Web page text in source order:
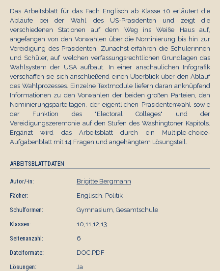
Das Arbeitsblatt für das Fach Englisch ab Klasse 10 erläutert die
Abläufe bei der Wahl des US-Präsidenten und zeigt die
verschiedenen Stationen auf dem Weg ins Weiße Haus auf,
angefangen von den Vorwahlen über die Nominierung bis hin zur
Vereidigung des Präsidenten. Zunächst erfahren die Schülerinnen
und Schüler, auf welchen verfassungsrechtlichen Grundlagen das
Wahlsystem der USA aufbaut. In einer anschaulichen Infografik
verschaffen sie sich anschließend einen Überblick über den Ablauf
des Wahlprozesses. Einzelne Textmodule liefern daran anknüpfend
Informationen zu den Vorwahlen der beiden großen Parteien, den
Nominierungsparteitagen, der eigentlichen Präsidentenwahl sowie
der Funktion des "Electoral Colleges" und der
Vereidigungszeremonie auf den Stufen des Washingtoner Kapitols.
Ergänzt wird das Arbeitsblatt durch ein Multiple-choice-
Aufgabenblatt mit 14 Fragen und angehängtem Lösungsteil.
ARBEITSBLATTDATEN
Autor/-in:
Brigitte Bergmann
Fächer:
Englisch, Politik
Schulformen:
Gymnasium, Gesamtschule
Klassen:
10,11,12,13
Seitenanzahl:
6
Dateiformate:
DOC,PDF
Lösungen:
Ja